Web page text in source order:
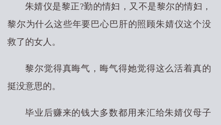
朱婧仪是黎正?勤的情妇，又不是黎尔的情妇，
黎尔为什么这些年要巴心巴肝的照顾朱婧仪这个没
救了的女人。
黎尔觉得真晦气，晦气得她觉得这么活着真的
挺没意思的。
毕业后赚来的钱大多数都用来汇给朱婧仪母子